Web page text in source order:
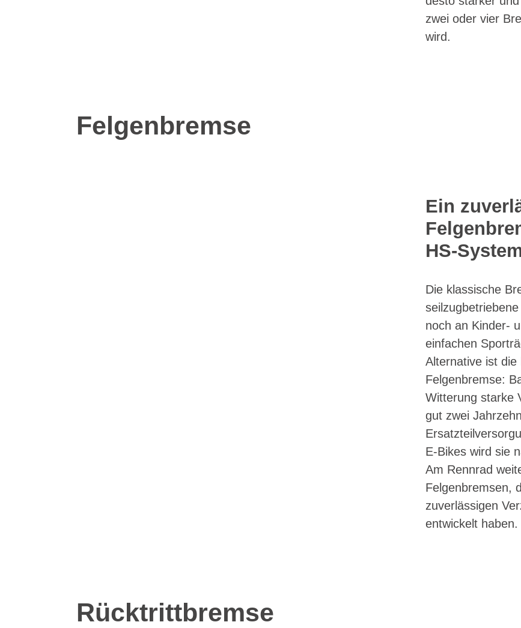
zwei oder vier
wird.
Felgenbremse
Ein
HS-
Die klassische
noch an Kinder-
einfachen
Alternative ist die
Felgenbremse:
Witterung starke
gut zwei
E-Bikes wird sie
Am Rennrad
Felgenbremsen,
zuverlässigen
entwickelt haben.
Rücktrittbremse